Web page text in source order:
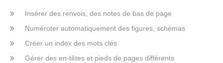
Insérer des renvois, des notes de bas de page
Numéroter automatiquement des figures, schémas
Créer un index des mots clés
Gérer des en-têtes et pieds de pages différents